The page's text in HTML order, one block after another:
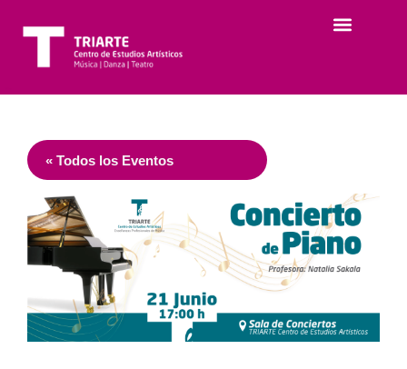
« Todos los Eventos